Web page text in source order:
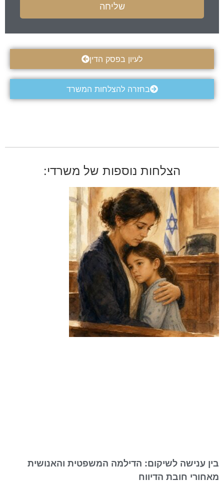
שליחה
לעיון בפסק הדין
בחזרה להצלחות המשרד
הצלחות נוספות של משרדי:
בין ענישה לשיקום: הדילמה המשפטית והאנושית
מאחורי חובת הדיווח